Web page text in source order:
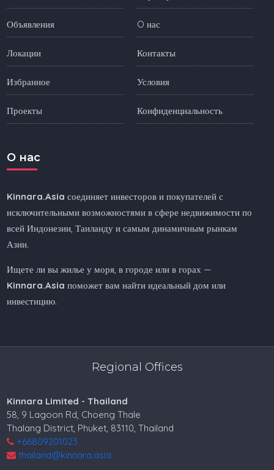
Объявления
Локации
Избранное
Проекты
O нас
Контакты
Условия
Конфиденциальность
O нас
Kinnara.Asia соединяет инвесторов и покупателей с
исключительными возможностями в сфере недвижимости по
всей Индонезии, Таиланду и самым динамичным рынкам
Азии.
Ищете ли вы жилье у моря, в городе или в горах —
Kinnara.Asia поможет вам найти идеальный дом или
инвестицию.
Regional Offices
Kinnara Limited - Thailand
58, 9 Lagoon Rd, Choeng Thale
Thalang District, Phuket, 83110, Thailand
+66809201023
thailand@kinnara.asia